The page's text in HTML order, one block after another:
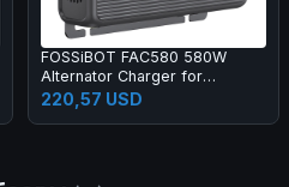
FOSSiBOT FAC580 580W
Alternator Charger for
FOSSiBOT Power Station, Gray
220,57 USD